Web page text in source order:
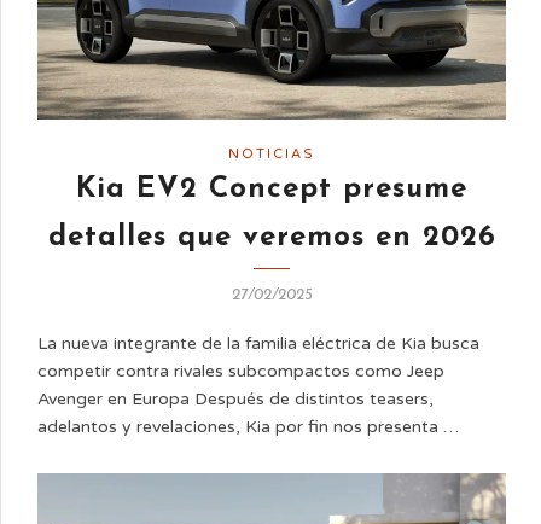
NOTICIAS
Kia EV2 Concept presume
detalles que veremos en 2026
27/02/2025
La nueva integrante de la familia eléctrica de Kia busca
competir contra rivales subcompactos como Jeep
Avenger en Europa Después de distintos teasers,
adelantos y revelaciones, Kia por fin nos presenta …